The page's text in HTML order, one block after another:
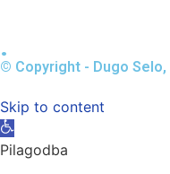
.
© Copyright - Dugo
Skip to content
Open toolbar
Pilagodba